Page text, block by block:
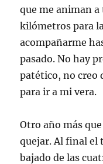
que me animan a
kilómetros para
acompañarme
pasado. No hay
patético, no creo
para ir a mi vera.
Otro año más
quejar. Al final el
bajado de las